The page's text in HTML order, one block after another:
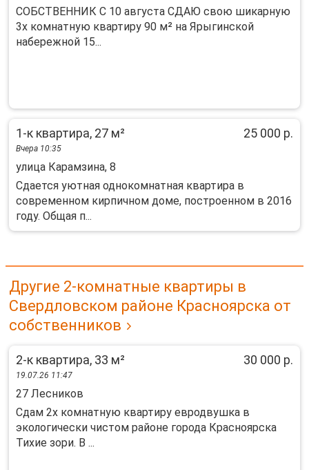
СОБСТВЕННИК С 10 августа СДАЮ свою шикарную
3х комнатную квартиру 90 м² на Ярыгинской
набережной 15...
1-к квартира, 27 м² 25 000 р.
Вчера 10:35
улица Карамзина, 8
Сдается уютная однокомнатная квартира в
современном кирпичном доме, построенном в 2016
году. Общая п...
Другие 2-комнатные квартиры в
Свердловском районе Красноярска от
собственников
2-к квартира, 33 м² 30 000 р.
19.07.26 11:47
27 Лесников
Сдам 2х комнатную квартиру евродвушка в
экологически чистом районе города Красноярска
Тихие зори. В ...